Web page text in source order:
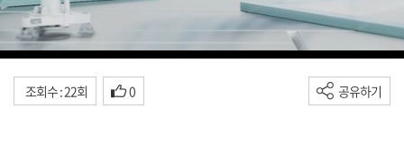
조회수 : 22회 0 공유하기